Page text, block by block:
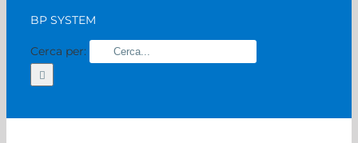
BP SYSTEM
Cerca per: